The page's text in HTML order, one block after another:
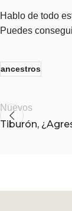
Hablo de todo
Puedes
ancestros
Nuevos
Tiburón,